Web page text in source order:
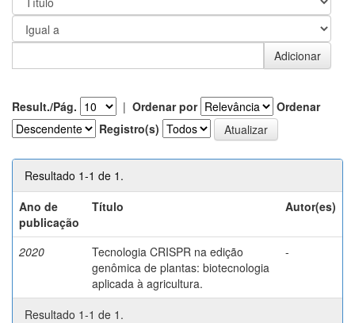
Result./Pág. | Ordenar por
Ordenar
Registro(s)
Resultado 1-1 de 1.
Ano de
publicação
Título Autor(es)
2020
Tecnologia CRISPR na edição
genômica de plantas: biotecnologia
aplicada à agricultura.
-
Resultado 1-1 de 1.